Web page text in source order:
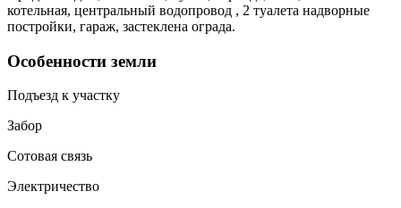
котельная, центральный водопровод , 2 туалета надворные
постройки, гараж, застеклена ограда.
Особенности земли
Подъезд к участку
Забор
Сотовая связь
Электричество